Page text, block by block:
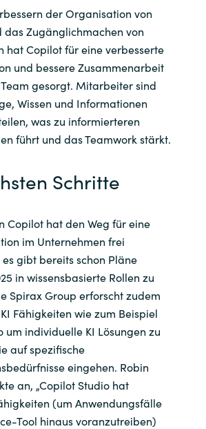
der Organisation von
das Zugänglichmachen von
hat Copilot für eine verbesserte
und bessere Zusammenarbeit
gesorgt. Mitarbeiter sind
Wissen und Informationen
was zu informierteren
führt und das Teamwork stärkt.
Schritte
Copilot hat den Weg für eine
im Unternehmen frei
gibt bereits schon Pläne
in wissensbasierte Rollen zu
Spirax Group erforscht zudem
Fähigkeiten wie zum Beispiel
um individuelle KI Lösungen zu
auf spezifische
eingehen. Robin
an, „Copilot Studio hat
(um Anwendungsfälle
Tool hinaus voranzutreiben)